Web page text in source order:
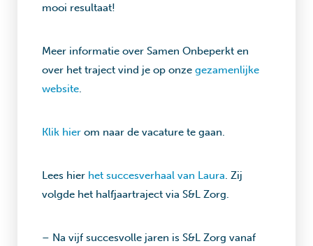
mooi resultaat!
Meer informatie over Samen Onbeperkt en
over het traject vind je op onze gezamenlijke
website.
Klik hier om naar de vacature te gaan.
Lees hier het succesverhaal van Laura. Zij
volgde het halfjaartraject via S&L Zorg.
– Na vijf succesvolle jaren is S&L Zorg vanaf